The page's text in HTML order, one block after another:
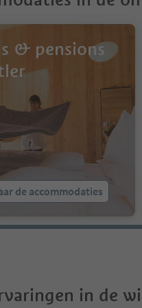
& pensions
de accommodaties
in de